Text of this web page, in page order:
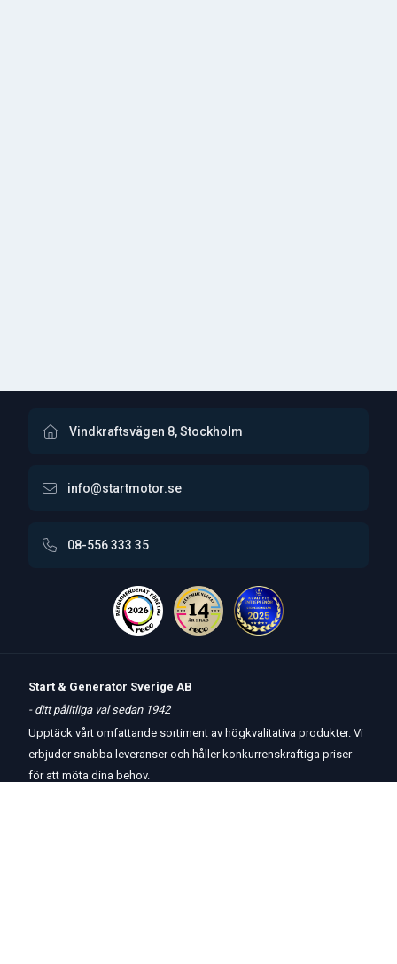
Vindkraftsvägen 8, Stockholm
info@startmotor.se
08-556 333 35
Start & Generator Sverige AB
- ditt pålitliga val sedan 1942
Upptäck vårt omfattande sortiment av högkvalitativa produkter. Vi
erbjuder snabba leveranser och håller konkurrenskraftiga priser
för att möta dina behov.